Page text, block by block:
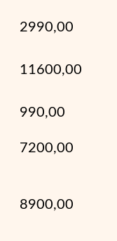
2990,00
11600,00
990,00
7200,00
8900,00